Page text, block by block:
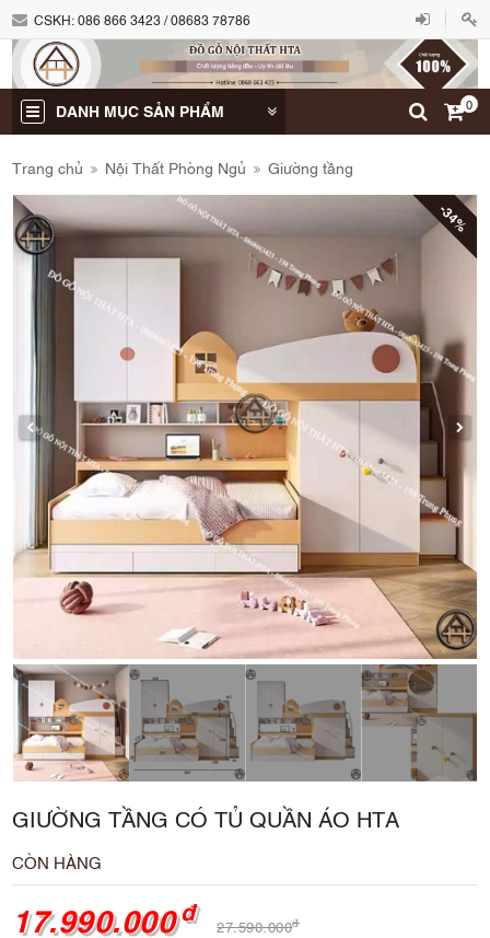
CSKH:086 866 3423 / 08683 78786
DANH MỤC SẢN PHẨM 0
Trang chủ Nội Thất Phòng Ngủ Giường tầng
-34%
GIƯỜNG TẦNG CÓ TỦ QUẦN ÁO HTA
CÒN HÀNG
17.990.000đ 27.590.000đ